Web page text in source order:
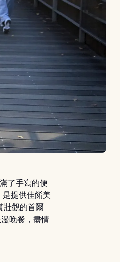
了手寫的便
提供佳餚美
壯觀的首爾
晚餐，盡情